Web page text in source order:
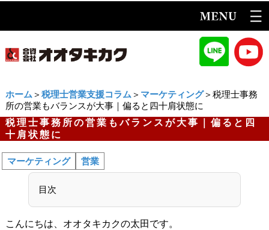
ホーム ＞ 税理士営業支援コラム ＞ マーケティング＞税理士事務
所の営業もバランスが大事｜偏ると四十肩状態に
税理士事務所の営業もバランスが大事｜偏ると四
十肩状態に
マーケティング 営業
目次
こんにちは、オオタキカクの太田です。